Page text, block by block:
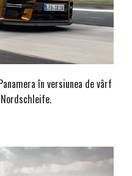
în versiunea de vârf